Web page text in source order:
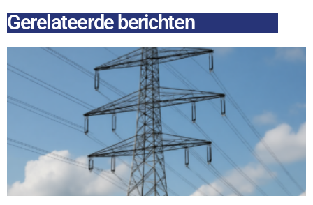
Gerelateerde berichten